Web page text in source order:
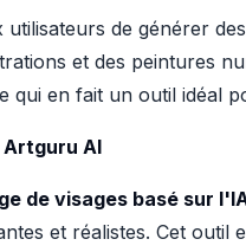
de générer
et des peintures
qui en fait un outil idéal
Artguru AI
de visages basé sur
et réalistes. Cet outil